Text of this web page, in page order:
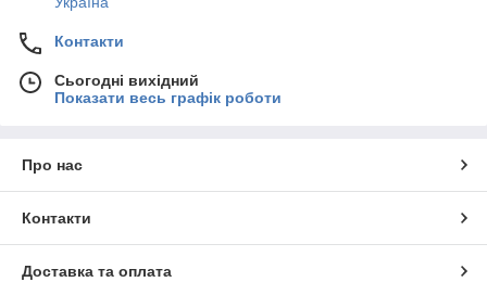
Контакти
Сьогодні вихідний
Показати весь графік роботи
Про нас
Контакти
Доставка та оплата